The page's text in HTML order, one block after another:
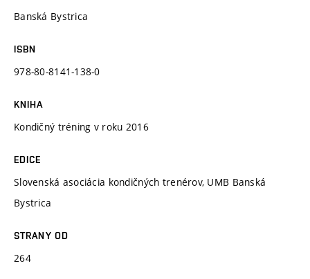
Banská Bystrica
ISBN
978-80-8141-138-0
KNIHA
Kondičný tréning v roku 2016
EDICE
Slovenská asociácia kondičných trenérov, UMB Banská
Bystrica
STRANY OD
264